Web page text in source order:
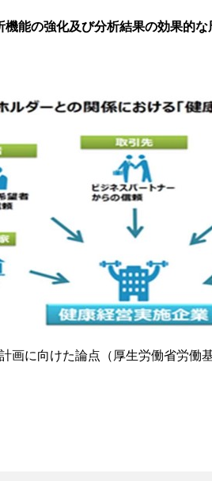
能の強化及び分析結果の効果的な
画に向けた論点（厚生労働省労働